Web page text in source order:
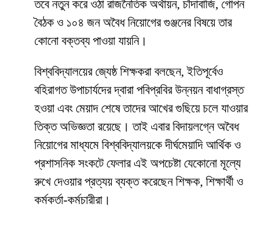
তবে নতুন করে ওঠা রাজনৈতিক অর্থায়ন, চাঁদাবাজি, গোপন
বৈঠক ও ১০৪ জন অবৈধ নিয়োগের গুঞ্জনের বিষয়ে তার
কোনো বক্তব্য পাওয়া যায়নি।
​বিশ্ববিদ্যালয়ের জ্যেষ্ঠ শিক্ষকরা বলছেন, ইতিপূর্বেও
বহিরাগত উপাচার্যদের দ্বারা পবিপ্রবির উন্নয়ন বাধাগ্রস্ত
হওয়া এবং মেয়াদ শেষে তাদের আখের গুছিয়ে চলে যাওয়ার
তিক্ত অভিজ্ঞতা রয়েছে। তাই এবার বিদায়লগ্নে অবৈধ
নিয়োগের মাধ্যমে বিশ্ববিদ্যালয়কে দীর্ঘমেয়াদি আর্থিক ও
প্রশাসনিক সংকটে ফেলার এই অপচেষ্টা যেকোনো মূল্যে
রুখে দেওয়ার প্রত্যয় ব্যক্ত করেছেন শিক্ষক, শিক্ষার্থী ও
কর্মকর্তা-কর্মচারীরা।